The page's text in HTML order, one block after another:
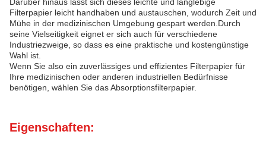
Filterpapier leicht handhaben und austauschen, wodurch Zeit und
Mühe in der medizinischen Umgebung gespart werden.Durch
seine Vielseitigkeit eignet er sich auch für verschiedene
Industriezweige, so dass es eine praktische und kostengünstige
Wahl ist.
Wenn Sie also ein zuverlässiges und effizientes Filterpapier für
Ihre medizinischen oder anderen industriellen Bedürfnisse
benötigen, wählen Sie das Absorptionsfilterpapier.
Eigenschaften: